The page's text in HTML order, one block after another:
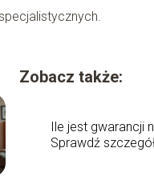
Zobacz także:
Ile jest gwarancji
Sprawdź